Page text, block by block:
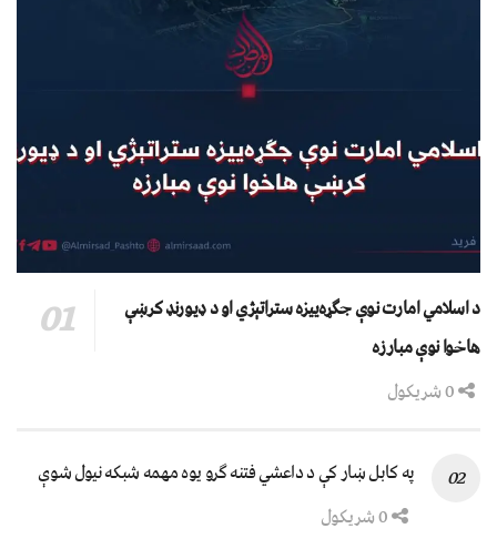
د اسلامي امارت نوې جګړه‌ییزه ستراتېژي او د ډیورنډ کرښې
هاخوا نوې مبارزه
په کابل ښار کې د داعشي فتنه ګرو يوه مهمه شبکه نيول شوې